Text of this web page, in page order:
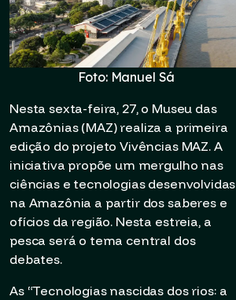
Foto: Manuel Sá
Nesta sexta-feira, 27, o Museu das
Amazônias (MAZ) realiza a primeira
edição do projeto Vivências MAZ. A
iniciativa propõe um mergulho nas
ciências e tecnologias desenvolvidas
na Amazônia a partir dos saberes e
ofícios da região. Nesta estreia, a
pesca será o tema central dos
debates.
As “Tecnologias nascidas dos rios: a